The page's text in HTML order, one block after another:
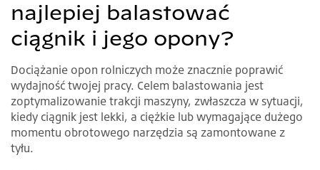
najlepiej balastować
ciągnik i jego opony?
Dociążanie opon rolniczych może znacznie poprawić
wydajność twojej pracy. Celem balastowania jest
zoptymalizowanie trakcji maszyny, zwłaszcza w sytuacji,
kiedy ciągnik jest lekki, a ciężkie lub wymagające dużego
momentu obrotowego narzędzia są zamontowane z
tyłu.